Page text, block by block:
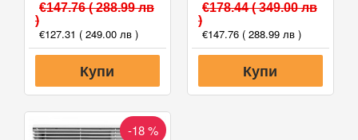
€147.76( 288.99 лв
)
€127.31 ( 249.00 лв )
Купи
€178.44( 349.00 лв
)
€147.76 ( 288.99 лв )
Купи
-18 %